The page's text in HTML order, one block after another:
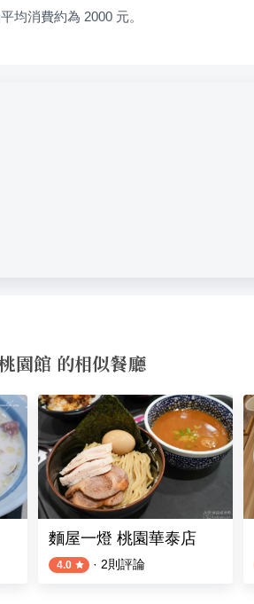
均消費約為 2000 元。
園館 的相似餐廳
麵屋一燈 桃園華泰店
4.0 · 2則評論